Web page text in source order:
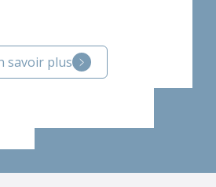
savoir plus